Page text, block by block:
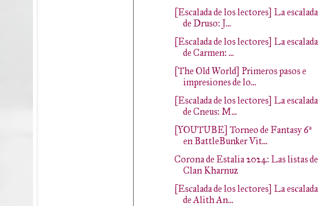
[Escalada de los lectores] La escalada
de Druso: J...
[Escalada de los lectores] La escalada
de Carmen: ...
[The Old World] Primeros pasos e
impresiones de lo...
[Escalada de los lectores] La escalada
de Cneus: M...
[YOUTUBE] Torneo de Fantasy 6ª
en BattleBunker Vit...
Corona de Estalia 2024: Las listas de
Clan Kharnuz
[Escalada de los lectores] La escalada
de Alith An...